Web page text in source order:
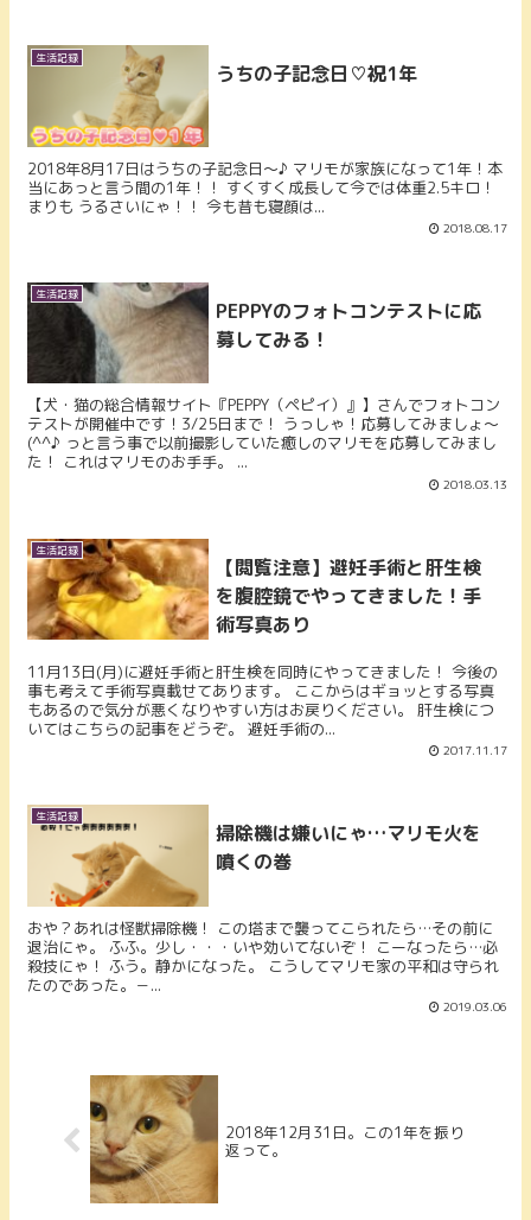
生活記録
うちの子記念日♡祝1年
2018年8月17日はうちの子記念日～♪ マリモが家族になって1年！本
当にあっと言う間の1年！！ すくすく成長して今では体重2.5キロ！
まりも うるさいにゃ！！ 今も昔も寝顔は...
2018.08.17
生活記録
PEPPYのフォトコンテストに応
募してみる！
【犬・猫の総合情報サイト『PEPPY（ペピイ）』】さんでフォトコン
テストが開催中です！3/25日まで！ うっしゃ！応募してみましょ～
(^^♪ っと言う事で以前撮影していた癒しのマリモを応募してみまし
た！ これはマリモのお手手。 ...
2018.03.13
生活記録
【閲覧注意】避妊手術と肝生検
を腹腔鏡でやってきました！手
術写真あり
11月13日(月)に避妊手術と肝生検を同時にやってきました！ 今後の
事も考えて手術写真載せてあります。 ここからはギョッとする写真
もあるので気分が悪くなりやすい方はお戻りください。 肝生検につ
いてはこちらの記事をどうぞ。 避妊手術の...
2017.11.17
生活記録
掃除機は嫌いにゃ…マリモ火を
噴くの巻
おや？あれは怪獣掃除機！ この塔まで襲ってこられたら…その前に
退治にゃ。 ふふ。少し・・・いや効いてないぞ！ こーなったら…必
殺技にゃ！ ふう。静かになった。 こうしてマリモ家の平和は守られ
たのであった。－...
2019.03.06
2018年12月31日。この1年を振り
返って。